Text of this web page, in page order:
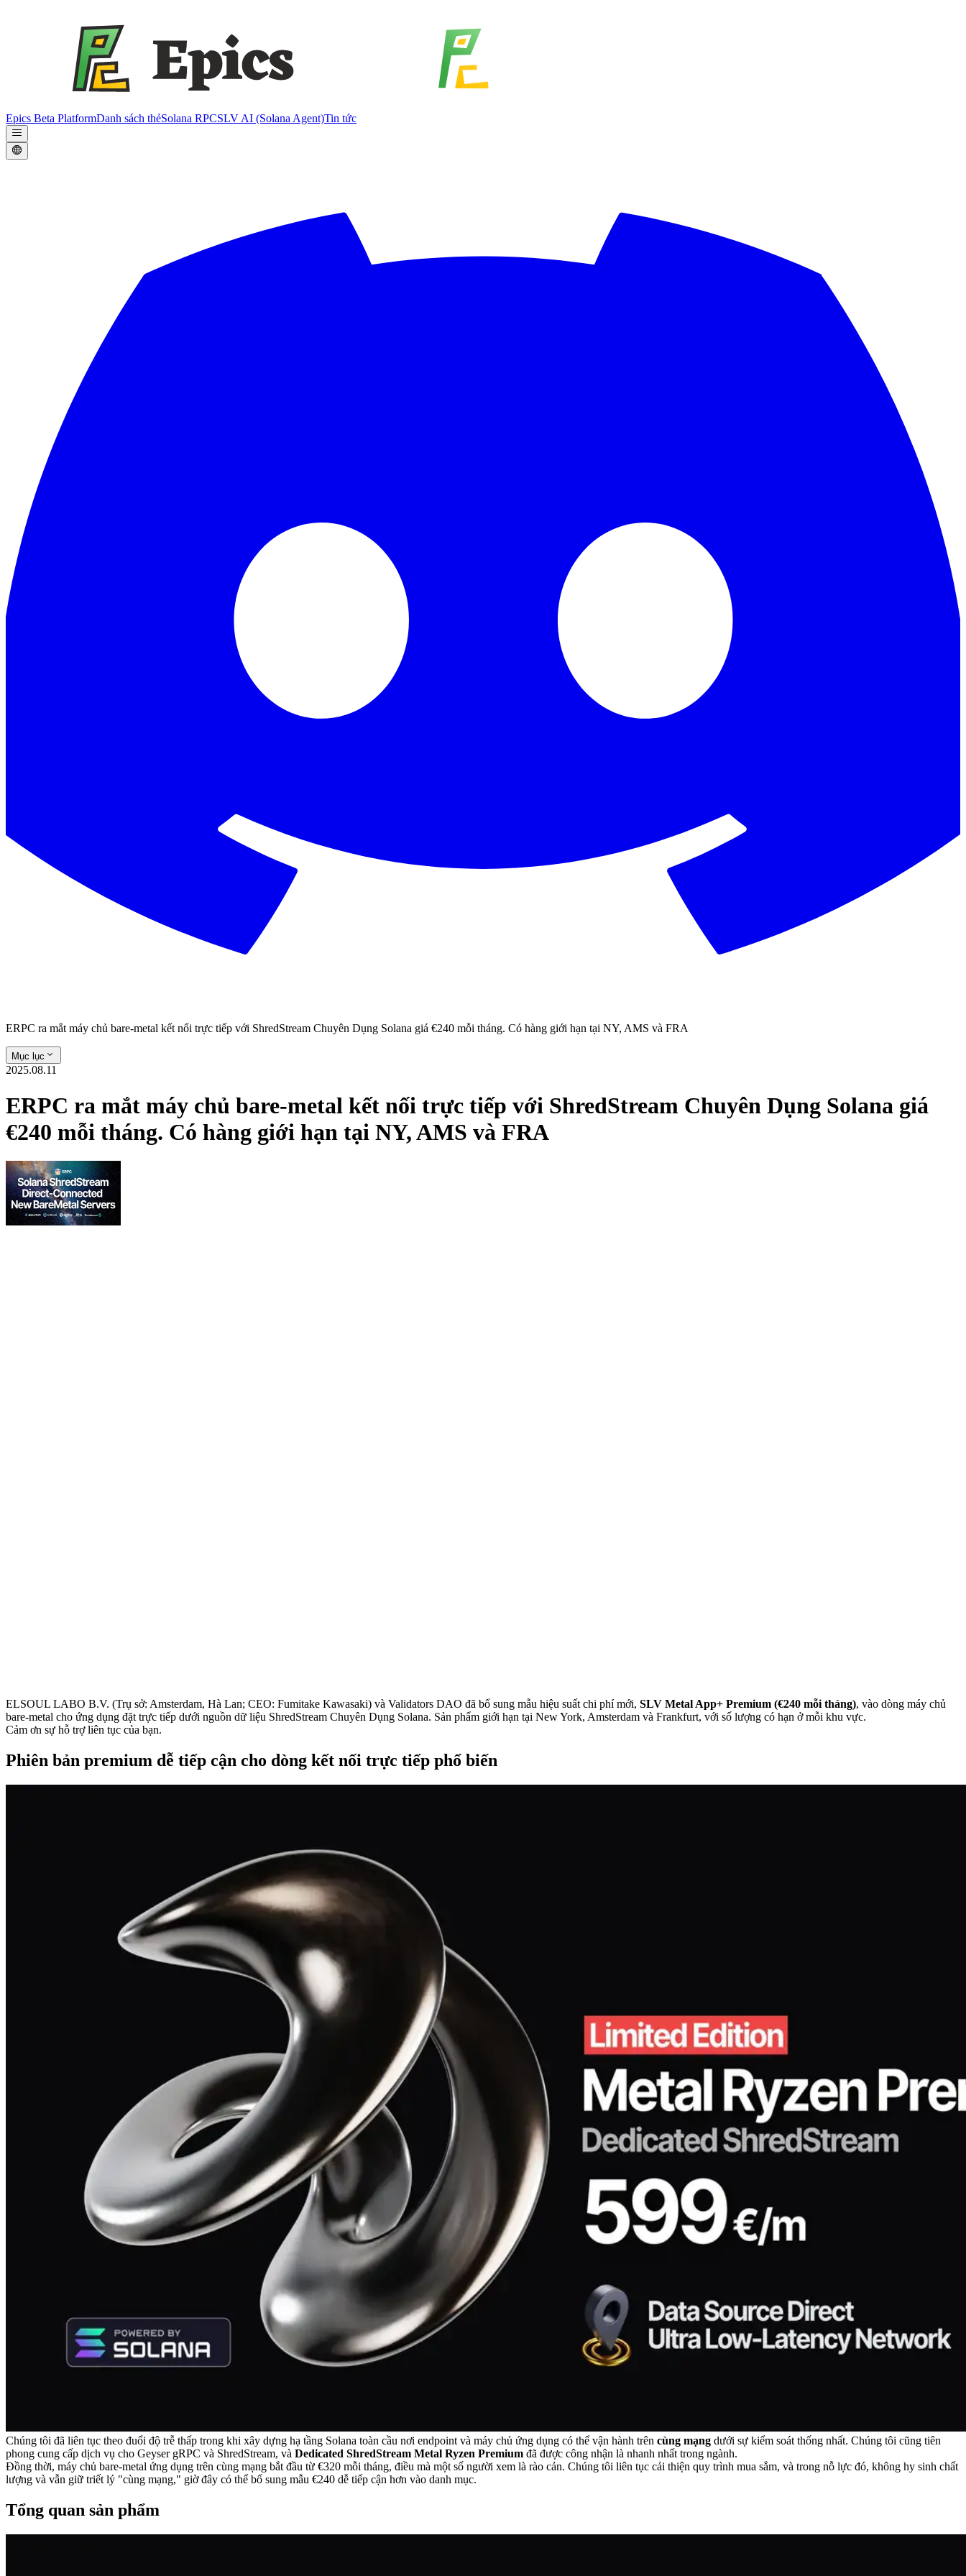
Epics Beta PlatformDanh sách thẻSolana RPCSLV AI (Solana Agent)Tin tức
ERPC ra mắt máy chủ bare-metal kết nối trực tiếp với ShredStream Chuyên Dụng Solana giá €240 mỗi tháng. Có hàng giới hạn tại NY, AMS và FRA
Mục lục
2025.08.11
ERPC ra mắt máy chủ bare-metal kết nối trực tiếp với ShredStream Chuyên Dụng Solana giá
€240 mỗi tháng. Có hàng giới hạn tại NY, AMS và FRA
ELSOUL LABO B.V. (Trụ sở: Amsterdam, Hà Lan; CEO: Fumitake Kawasaki) và Validators DAO đã bổ sung mẫu hiệu suất chi phí mới, SLV Metal App+ Premium (€240 mỗi tháng), vào dòng máy chủ
bare-metal cho ứng dụng đặt trực tiếp dưới nguồn dữ liệu ShredStream Chuyên Dụng Solana. Sản phẩm giới hạn tại New York, Amsterdam và Frankfurt, với số lượng có hạn ở mỗi khu vực.
Cảm ơn sự hỗ trợ liên tục của bạn.
Phiên bản premium dễ tiếp cận cho dòng kết nối trực tiếp phổ biến
Chúng tôi đã liên tục theo đuổi độ trễ thấp trong khi xây dựng hạ tầng Solana toàn cầu nơi endpoint và máy chủ ứng dụng có thể vận hành trên cùng mạng dưới sự kiểm soát thống nhất. Chúng tôi cũng tiên
phong cung cấp dịch vụ cho Geyser gRPC và ShredStream, và Dedicated ShredStream Metal Ryzen Premium đã được công nhận là nhanh nhất trong ngành.
Đồng thời, máy chủ bare-metal ứng dụng trên cùng mạng bắt đầu từ €320 mỗi tháng, điều mà một số người xem là rào cản. Chúng tôi liên tục cải thiện quy trình mua sắm, và trong nỗ lực đó, không hy sinh chất
lượng và vẫn giữ triết lý "cùng mạng," giờ đây có thể bổ sung mẫu €240 dễ tiếp cận hơn vào danh mục.
Tổng quan sản phẩm